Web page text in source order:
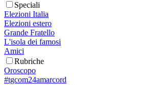
Speciali
Elezioni Italia
Elezioni estero
Grande Fratello
L'isola dei famosi
Amici
Rubriche
Oroscopo
#tgcom24amarcord